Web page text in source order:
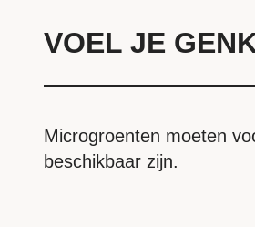
VOEL JE
Microgroenten moeten
beschikbaar zijn.